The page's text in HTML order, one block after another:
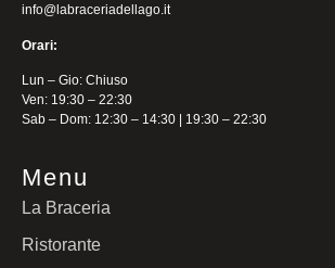
info@labraceriadellago.it
Orari:
Lun – Gio: Chiuso
Ven: 19:30 – 22:30
Sab – Dom: 12:30 – 14:30 | 19:30 – 22:30
Menu
La Braceria
Ristorante